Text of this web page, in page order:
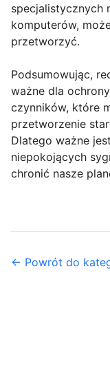
specjalistycznych
komputerów,
przetworzyć.
Podsumowując,
ważne dla
czynników, które
przetworzenie
Dlatego ważne
niepokojących
chronić nasze
← Powrót do